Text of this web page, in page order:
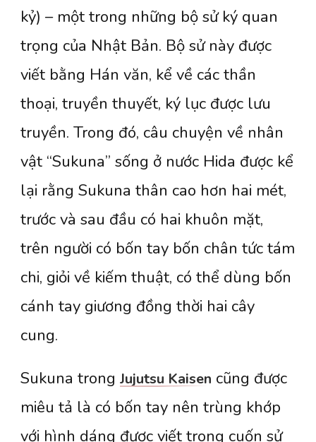
kỷ) – một trong những bộ sử ký quan
trọng của Nhật Bản. Bộ sử này được
viết bằng Hán văn, kể về các thần
thoại, truyền thuyết, ký lục được lưu
truyền. Trong đó, câu chuyện về nhân
vật “Sukuna” sống ở nước Hida được kể
lại rằng Sukuna thân cao hơn hai mét,
trước và sau đầu có hai khuôn mặt,
trên người có bốn tay bốn chân tức tám
chi, giỏi về kiếm thuật, có thể dùng bốn
cánh tay giương đồng thời hai cây
cung.
Sukuna trong Jujutsu Kaisen cũng được
miêu tả là có bốn tay nên trùng khớp
với hình dáng được viết trong cuốn sử